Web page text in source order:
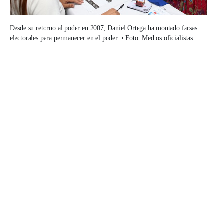
Desde su retorno al poder en 2007, Daniel Ortega ha montado farsas
electorales para permanecer en el poder. • Foto: Medios oficialistas